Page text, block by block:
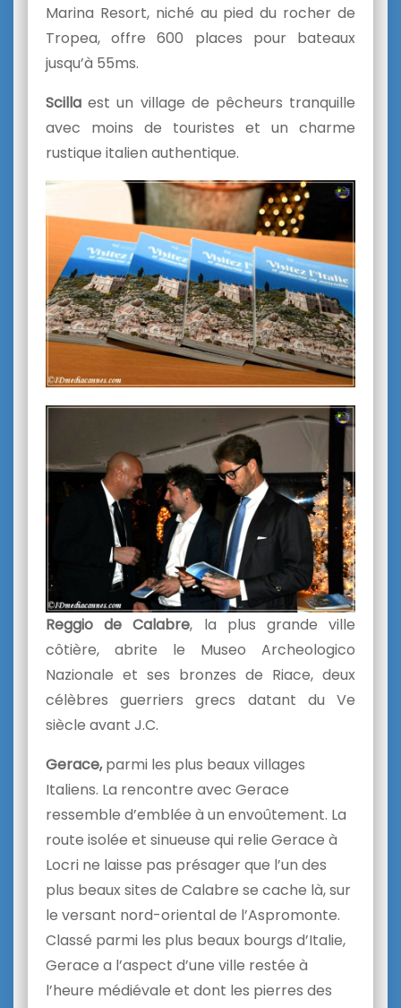
Marina Resort, niché au pied du rocher de
Tropea, offre 600 places pour bateaux
jusqu’à 55ms.
Scilla est un village de pêcheurs tranquille
avec moins de touristes et un charme
rustique italien authentique.
Reggio de Calabre, la plus grande ville
côtière, abrite le Museo Archeologico
Nazionale et ses bronzes de Riace, deux
célèbres guerriers grecs datant du Ve
siècle avant J.C.
Gerace,parmi les plus beaux villages
Italiens. La rencontre avec Gerace
ressemble d’emblée à un envoûtement. La
route isolée et sinueuse qui relie Gerace à
Locri ne laisse pas présager que l’un des
plus beaux sites de Calabre se cache là, sur
le versant nord-oriental de l’Aspromonte.
Classé parmi les plus beaux bourgs d’Italie,
Gerace a l’aspect d’une ville restée à
l’heure médiévale et dont les pierres des